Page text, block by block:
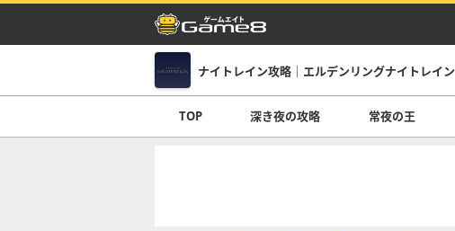
ナイトレイン攻略｜エルデンリングナイトレイン
TOP 深き夜の攻略 常夜の王